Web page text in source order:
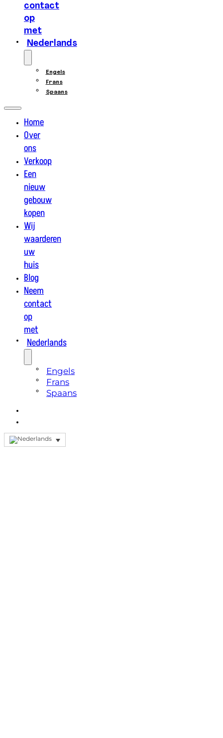
contact
op
met
Nederlands
Engels
Frans
Spaans
Home
Over
ons
Verkoop
Een
nieuw
gebouw
kopen
Wij
waarderen
uw
huis
Blog
Neem
contact
op
met
Nederlands
Engels
Frans
Spaans